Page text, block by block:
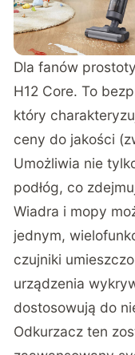
Dla fanów
H12 Core. To
który
ceny do jakości
Umożliwia nie
podłóg, co
Wiadra i mopy
jednym,
czujniki
urządzenia
dostosowują do
Odkurzacz ten